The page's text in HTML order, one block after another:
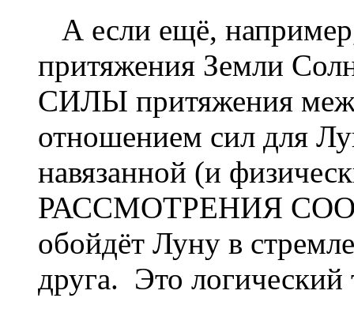
А если ещё,
притяжения Земли
СИЛЫ притяжения
отношением сил для
навязанной (и
РАССМОТРЕНИЯ
обойдёт Луну в
друга. Это